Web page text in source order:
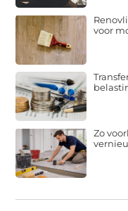
voor
Zo